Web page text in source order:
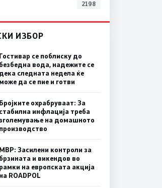
2198
ИЗБОР
Гостивар се поблиску до
безбедна вода, надежите се
дека следната недела ќе
може да се пие и готви
Бројките охрабруваат: За
стабилна инфлација треба
на домашното
производство
МВР: Засилени контроли за
брзината и викендов во
рамки на европската акција
на ROADPOL